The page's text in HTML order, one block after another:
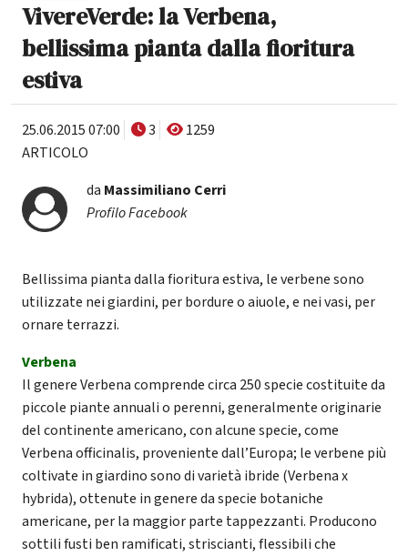
VivereVerde: la Verbena,
bellissima pianta dalla fioritura
estiva
25.06.2015 07:00 3
1259
ARTICOLO
da Massimiliano Cerri
Profilo Facebook
Bellissima pianta dalla fioritura estiva, le verbene sono
utilizzate nei giardini, per bordure o aiuole, e nei vasi, per
ornare terrazzi.
Verbena
Il genere Verbena comprende circa 250 specie costituite da
piccole piante annuali o perenni, generalmente originarie
del continente americano, con alcune specie, come
Verbena officinalis, proveniente dall’Europa; le verbene più
coltivate in giardino sono di varietà ibride (Verbena x
hybrida), ottenute in genere da specie botaniche
americane, per la maggior parte tappezzanti. Producono
sottili fusti ben ramificati, striscianti, flessibili che